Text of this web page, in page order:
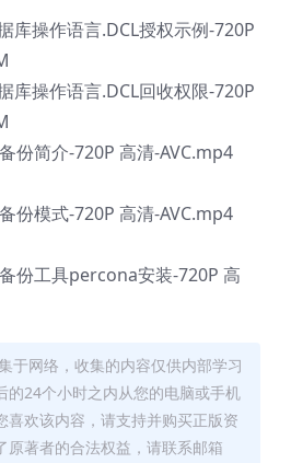
库操作语言.DCL授权示例-720P
库操作语言.DCL回收权限-720P
份简介-720P 高清-AVC.mp4
份模式-720P 高清-AVC.mp4
份工具percona安装-720P 高
于网络，收集的内容仅供内部学习
的24个小时之内从您的电脑或手机
喜欢该内容，请支持并购买正版资
原著者的合法权益，请联系邮箱